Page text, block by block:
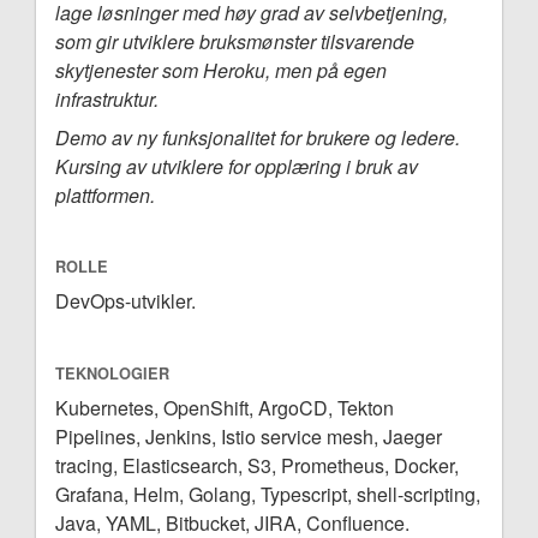
lage løsninger med høy grad av selvbetjening,
som gir utviklere bruksmønster tilsvarende
skytjenester som Heroku, men på egen
infrastruktur.
Demo av ny funksjonalitet for brukere og ledere.
Kursing av utviklere for opplæring i bruk av
plattformen.
ROLLE
DevOps-utvikler.
TEKNOLOGIER
Kubernetes, OpenShift, ArgoCD, Tekton
Pipelines, Jenkins, Istio service mesh, Jaeger
tracing, Elasticsearch, S3, Prometheus, Docker,
Grafana, Helm, Golang, Typescript, shell-scripting,
Java, YAML, Bitbucket, JIRA, Confluence.